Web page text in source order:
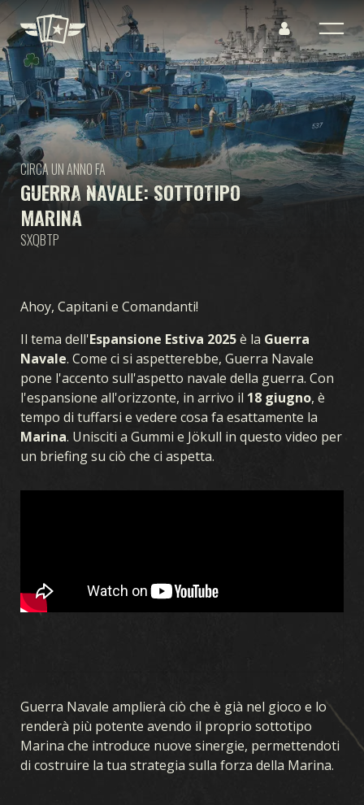
GUERRA NAVALE: SOTTOTIPO
MARINA
CIRCA UN ANNO FA
SXQBTP
Ahoy, Capitani e Comandanti!
Il tema dell'Espansione Estiva 2025è la Guerra
Navale. Come ci si aspetterebbe, Guerra Navale
pone l'accento sull'aspetto navale della guerra. Con
l'espansione all'orizzonte, in arrivo il 18 giugno, è
tempo di tuffarsi e vedere cosa fa esattamente la
Marina. Unisciti a Gummi e Jökull in questo video per
un briefing su ciò che ci aspetta.
Guerra Navale amplierà ciò che è già nel gioco e lo
renderà più potente avendo il proprio sottotipo
Marina che introduce nuove sinergie, permettendoti
di costruire la tua strategia sulla forza della Marina.